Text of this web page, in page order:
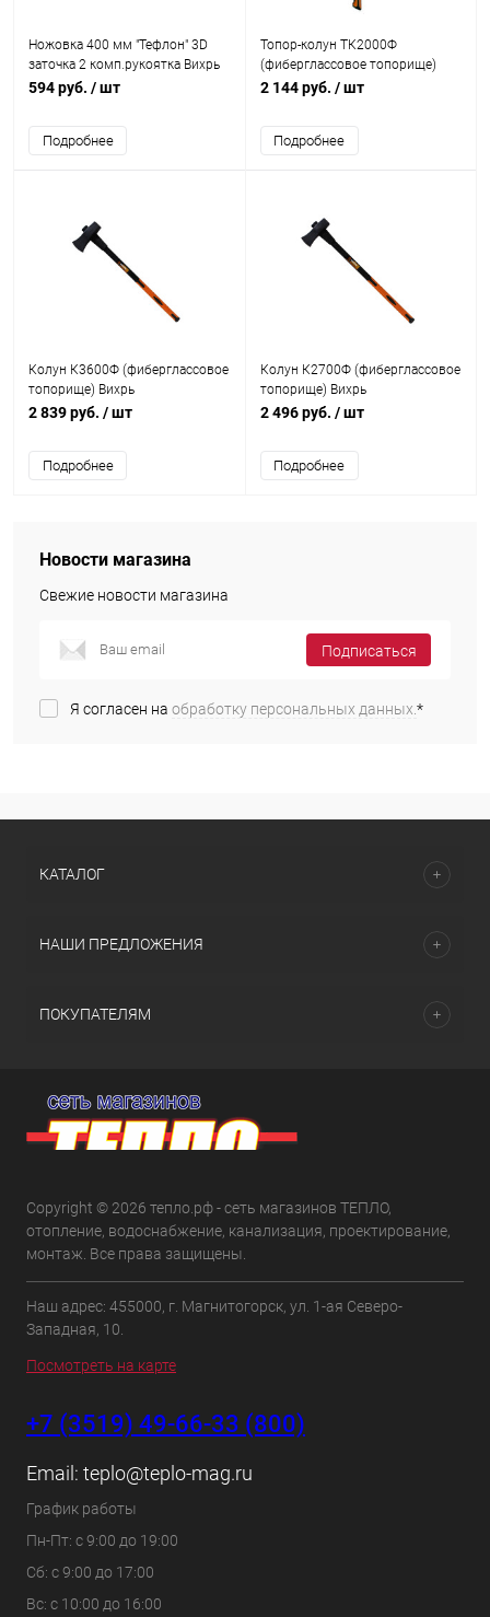
Ножовка 400 мм "Тефлон" 3D
заточка 2 комп.рукоятка Вихрь
594 руб. / шт
Подробнее
Топор-колун ТК2000Ф
(фиберглассовое топорище)
Вихрь
2 144 руб. / шт
Подробнее
Колун К3600Ф (фиберглассовое
топорище) Вихрь
2 839 руб. / шт
Подробнее
Колун К2700Ф (фиберглассовое
топорище) Вихрь
2 496 руб. / шт
Подробнее
Новости магазина
Свежие новости магазина
Подписаться
Я согласен на обработку персональных данных.*
КАТАЛОГ
НАШИ ПРЕДЛОЖЕНИЯ
ПОКУПАТЕЛЯМ
Copyright © 2026 тепло.рф - сеть магазинов ТЕПЛО,
отопление, водоснабжение, канализация, проектирование,
монтаж. Все права защищены.
Наш адрес: 455000, г. Магнитогорск, ул. 1-ая Северо-
Западная, 10.
Посмотреть на карте
+7 (3519) 49-66-33 (800)
Email: teplo@teplo-mag.ru
График работы
Пн-Пт: с 9:00 до 19:00
Сб: с 9:00 до 17:00
Вс: с 10:00 до 16:00